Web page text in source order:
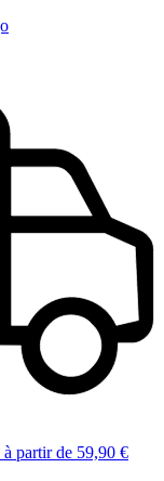
à partir de 59,90 €